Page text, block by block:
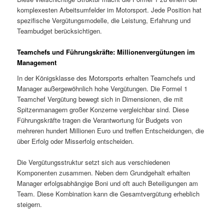
komplexesten Arbeitsumfelder im Motorsport. Jede Position hat
spezifische Vergütungsmodelle, die Leistung, Erfahrung und
Teambudget berücksichtigen.
Teamchefs und Führungskräfte: Millionenvergütungen im
Management
In der Königsklasse des Motorsports erhalten Teamchefs und
Manager außergewöhnlich hohe Vergütungen. Die Formel 1
Teamchef Vergütung bewegt sich in Dimensionen, die mit
Spitzenmanagern großer Konzerne vergleichbar sind. Diese
Führungskräfte tragen die Verantwortung für Budgets von
mehreren hundert Millionen Euro und treffen Entscheidungen, die
über Erfolg oder Misserfolg entscheiden.
Die Vergütungsstruktur setzt sich aus verschiedenen
Komponenten zusammen. Neben dem Grundgehalt erhalten
Manager erfolgsabhängige Boni und oft auch Beteiligungen am
Team. Diese Kombination kann die Gesamtvergütung erheblich
steigern.